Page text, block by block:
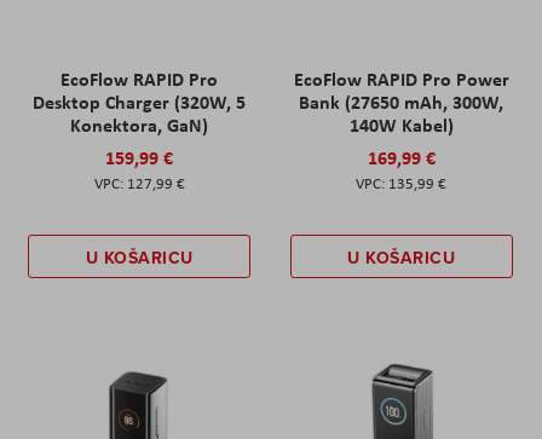
EcoFlow RAPID Pro
Desktop Charger (320W, 5
Konektora, GaN)
159,99 €
127,99 €
U KOŠARICU
EcoFlow RAPID Pro Power
Bank (27650 mAh, 300W,
140W Kabel)
169,99 €
135,99 €
U KOŠARICU